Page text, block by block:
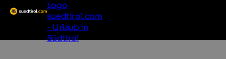
Logo
suedtirol.com
- Urlaub in
Südtirol